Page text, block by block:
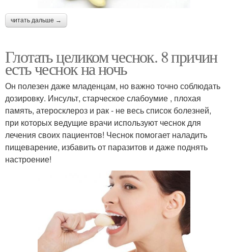
читать дальше →
Глотать целиком чеснок. 8 причин
есть чеснок на ночь
Он полезен даже младенцам, но важно точно соблюдать
дозировку. Инсульт, старческое слабоумие , плохая
память, атеросклероз и рак - не весь список болезней,
при которых ведущие врачи используют чеснок для
лечения своих пациентов! Чеснок помогает наладить
пищеварение, избавить от паразитов и даже поднять
настроение!